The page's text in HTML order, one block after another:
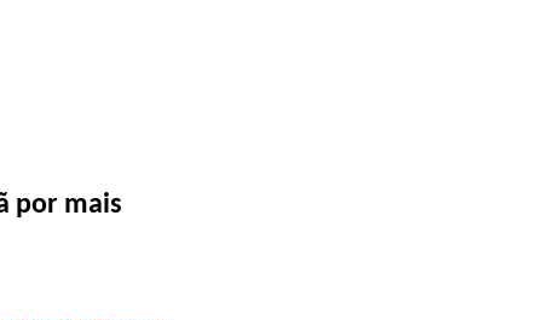
por mais